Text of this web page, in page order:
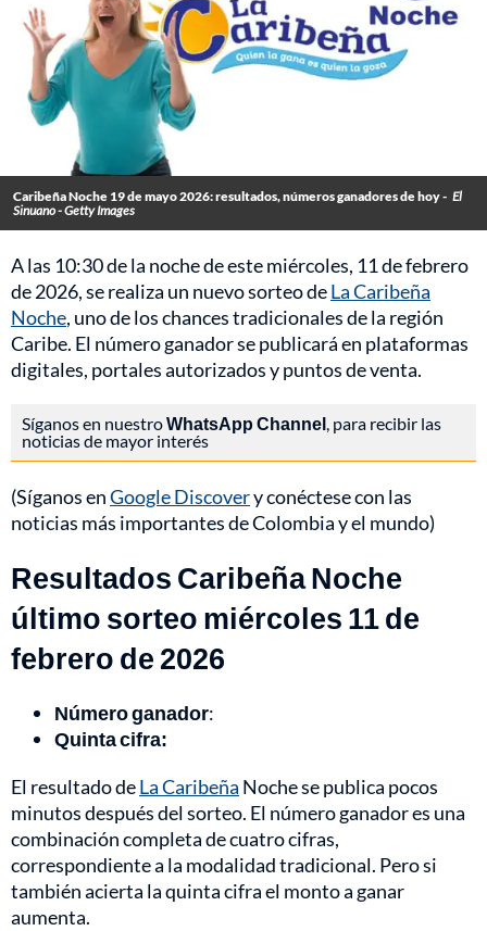
Caribeña Noche 19 de mayo 2026: resultados, números ganadores de hoy - El
Sinuano - Getty Images
A las 10:30 de la noche de este miércoles, 11 de febrero
de 2026, se realiza un nuevo sorteo deLa Caribeña
Noche, uno de los chances tradicionales de la región
Caribe. El número ganador se publicará en plataformas
digitales, portales autorizados y puntos de venta.
Síganos en nuestroWhatsApp Channel, para recibir las
noticias de mayor interés
(Síganos enGoogle Discovery conéctese con las
noticias más importantes de Colombia y el mundo)
Resultados Caribeña Noche
último sorteo miércoles 11 de
febrero de 2026
Número ganador:
Quinta cifra:
El resultado deLa Caribeña Noche se publica pocos
minutos después del sorteo. El número ganador es una
combinación completa de cuatro cifras,
correspondiente a la modalidad tradicional. Pero si
también acierta la quinta cifra el monto a ganar
aumenta.